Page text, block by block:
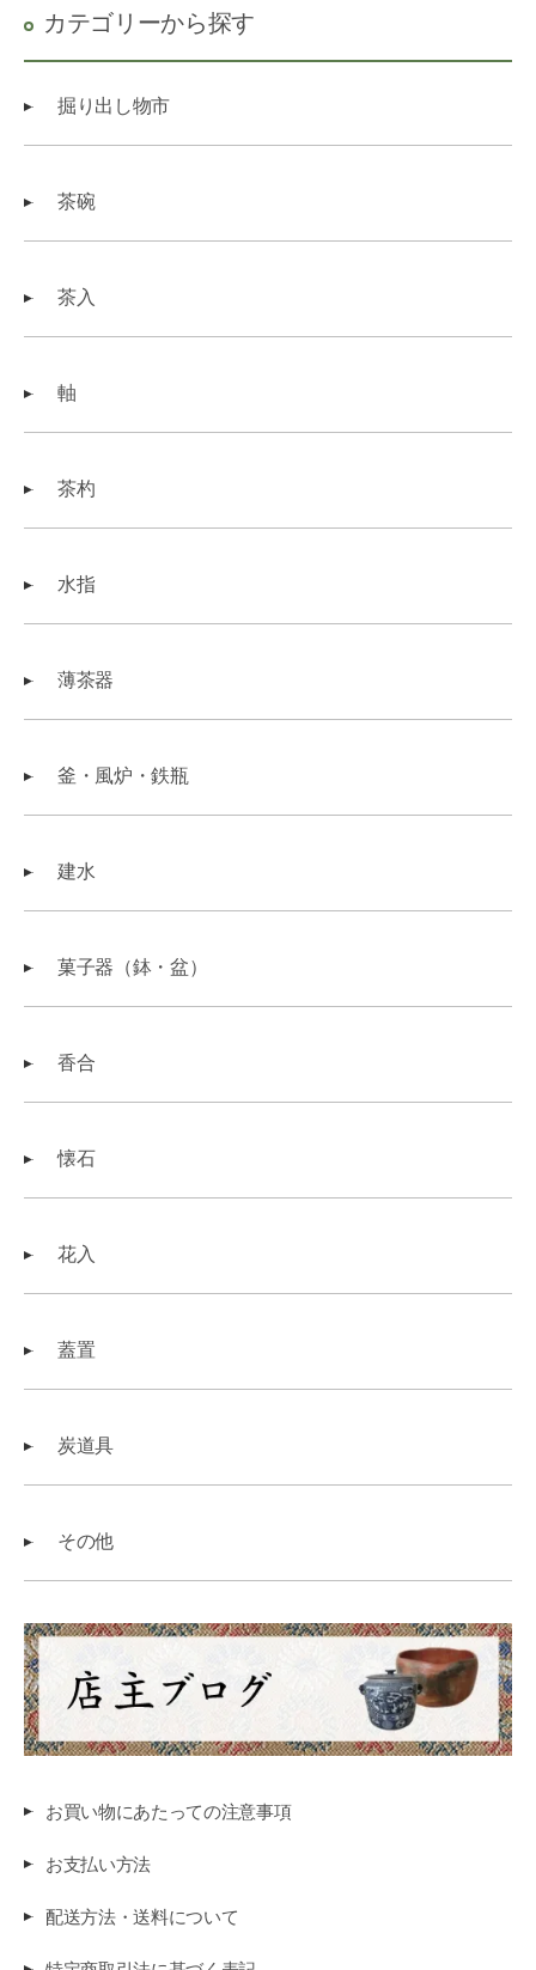
カテゴリーから探す
掘り出し物市
茶碗
茶入
軸
茶杓
水指
薄茶器
釜・風炉・鉄瓶
建水
菓子器（鉢・盆）
香合
懐石
花入
蓋置
炭道具
その他
お買い物にあたっての注意事項
お支払い方法
配送方法・送料について